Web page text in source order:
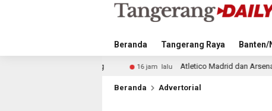
Beranda Tangerang Raya Banten/
Atletico Madrid dan Arsenal Saingi Inter Milan
Beranda Advertorial